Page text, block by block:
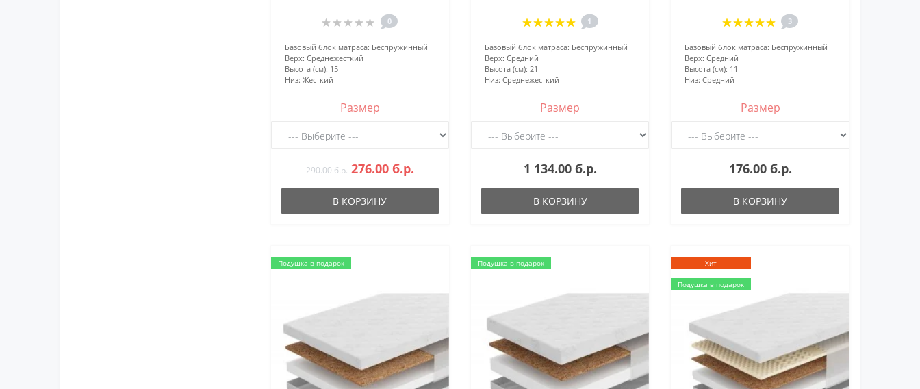
0
Базовый блок матраса: Беспружинный
Верх: Среднежесткий
Высота (см): 15
Низ: Жесткий
Размер
290.00 б.р. 276.00 б.р.
В КОРЗИНУ
1
Базовый блок матраса: Беспружинный
Верх: Средний
Высота (см): 21
Низ: Среднежесткий
Размер
1 134.00 б.р.
В КОРЗИНУ
3
Базовый блок матраса: Беспружинный
Верх: Средний
Высота (см): 11
Низ: Средний
Размер
176.00 б.р.
В КОРЗИНУ
Подушка в подарок Подушка в подарок Хит
Подушка в подарок